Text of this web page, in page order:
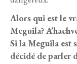
Alors qui est le
Meguila?
Si la Meguila est
décidé de parler